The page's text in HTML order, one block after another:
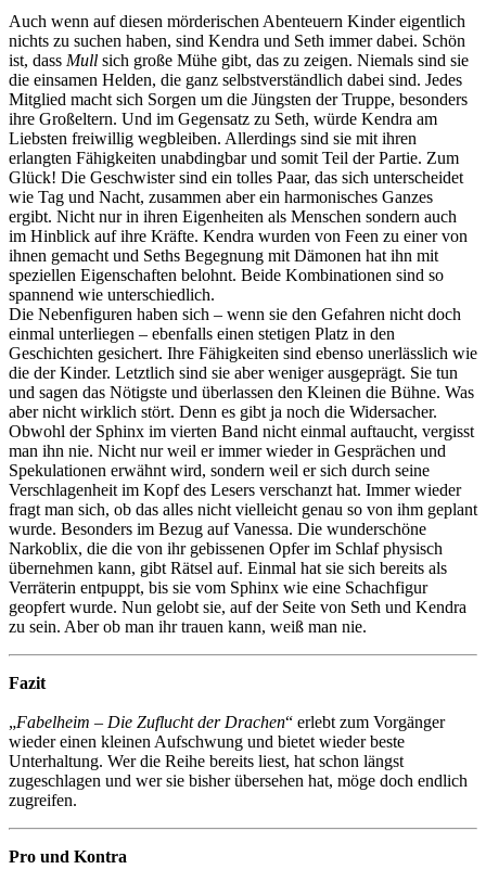
Auch wenn auf diesen mörderischen Abenteuern Kinder eigentlich
nichts zu suchen haben, sind Kendra und Seth immer dabei. Schön
ist, dass Mull sich große Mühe gibt, das zu zeigen. Niemals sind sie
die einsamen Helden, die ganz selbstverständlich dabei sind. Jedes
Mitglied macht sich Sorgen um die Jüngsten der Truppe, besonders
ihre Großeltern. Und im Gegensatz zu Seth, würde Kendra am
Liebsten freiwillig wegbleiben. Allerdings sind sie mit ihren
erlangten Fähigkeiten unabdingbar und somit Teil der Partie. Zum
Glück! Die Geschwister sind ein tolles Paar, das sich unterscheidet
wie Tag und Nacht, zusammen aber ein harmonisches Ganzes
ergibt. Nicht nur in ihren Eigenheiten als Menschen sondern auch
im Hinblick auf ihre Kräfte. Kendra wurden von Feen zu einer von
ihnen gemacht und Seths Begegnung mit Dämonen hat ihn mit
speziellen Eigenschaften belohnt. Beide Kombinationen sind so
spannend wie unterschiedlich.
Die Nebenfiguren haben sich – wenn sie den Gefahren nicht doch
einmal unterliegen – ebenfalls einen stetigen Platz in den
Geschichten gesichert. Ihre Fähigkeiten sind ebenso unerlässlich wie
die der Kinder. Letztlich sind sie aber weniger ausgeprägt. Sie tun
und sagen das Nötigste und überlassen den Kleinen die Bühne. Was
aber nicht wirklich stört. Denn es gibt ja noch die Widersacher.
Obwohl der Sphinx im vierten Band nicht einmal auftaucht, vergisst
man ihn nie. Nicht nur weil er immer wieder in Gesprächen und
Spekulationen erwähnt wird, sondern weil er sich durch seine
Verschlagenheit im Kopf des Lesers verschanzt hat. Immer wieder
fragt man sich, ob das alles nicht vielleicht genau so von ihm geplant
wurde. Besonders im Bezug auf Vanessa. Die wunderschöne
Narkoblix, die die von ihr gebissenen Opfer im Schlaf physisch
übernehmen kann, gibt Rätsel auf. Einmal hat sie sich bereits als
Verräterin entpuppt, bis sie vom Sphinx wie eine Schachfigur
geopfert wurde. Nun gelobt sie, auf der Seite von Seth und Kendra
zu sein. Aber ob man ihr trauen kann, weiß man nie.
Fazit
„Fabelheim – Die Zuflucht der Drachen“ erlebt zum Vorgänger
wieder einen kleinen Aufschwung und bietet wieder beste
Unterhaltung. Wer die Reihe bereits liest, hat schon längst
zugeschlagen und wer sie bisher übersehen hat, möge doch endlich
zugreifen.
Pro und Kontra